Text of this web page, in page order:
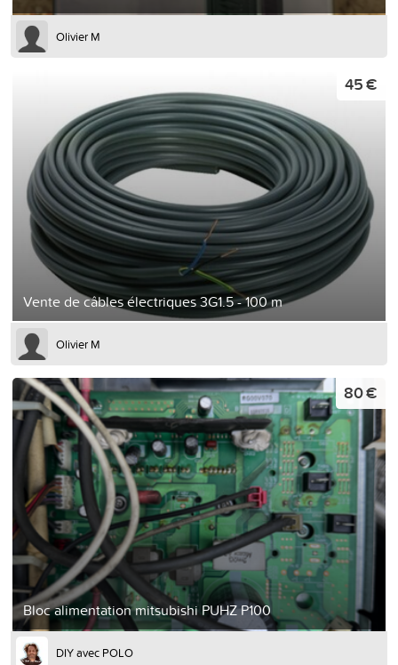
Olivier M
Vente de câbles électriques 3G1.5 - 100 m
45 €
Olivier M
Bloc alimentation mitsubishi PUHZ P100
80 €
DIY avec POLO